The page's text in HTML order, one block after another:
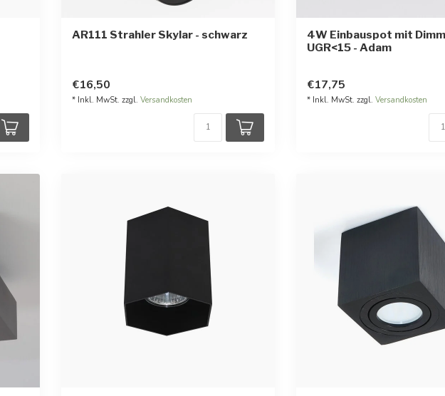
AR111 Strahler Skylar - schwarz
€16,50
* Inkl. MwSt. zzgl. Versandkosten
4W Einbauspot mit
UGR<15 - Adam
€17,75
* Inkl. MwSt. zzgl. Versandkosten